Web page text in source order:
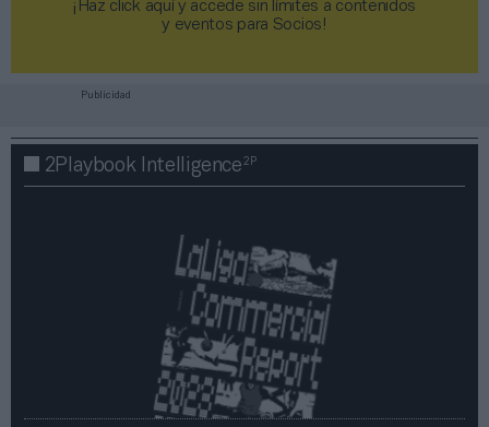
¡Haz click aquí y accede sin límites a contenidos
y eventos para Socios!​​​​​​​
Publicidad
2Playbook Intelligence2P